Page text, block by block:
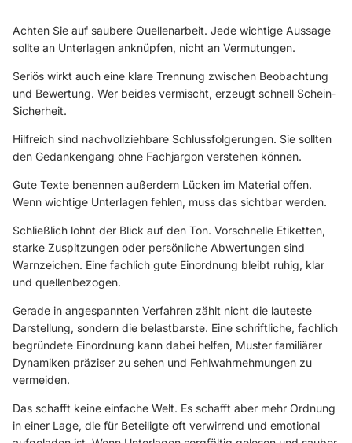
Achten Sie auf saubere Quellenarbeit. Jede wichtige Aussage
sollte an Unterlagen anknüpfen, nicht an Vermutungen.
Seriös wirkt auch eine klare Trennung zwischen Beobachtung
und Bewertung. Wer beides vermischt, erzeugt schnell Schein-
Sicherheit.
Hilfreich sind nachvollziehbare Schlussfolgerungen. Sie sollten
den Gedankengang ohne Fachjargon verstehen können.
Gute Texte benennen außerdem Lücken im Material offen.
Wenn wichtige Unterlagen fehlen, muss das sichtbar werden.
Schließlich lohnt der Blick auf den Ton. Vorschnelle Etiketten,
starke Zuspitzungen oder persönliche Abwertungen sind
Warnzeichen. Eine fachlich gute Einordnung bleibt ruhig, klar
und quellenbezogen.
Gerade in angespannten Verfahren zählt nicht die lauteste
Darstellung, sondern die belastbarste. Eine schriftliche, fachlich
begründete Einordnung kann dabei helfen, Muster familiärer
Dynamiken präziser zu sehen und Fehlwahrnehmungen zu
vermeiden.
Das schafft keine einfache Welt. Es schafft aber mehr Ordnung
in einer Lage, die für Beteiligte oft verwirrend und emotional